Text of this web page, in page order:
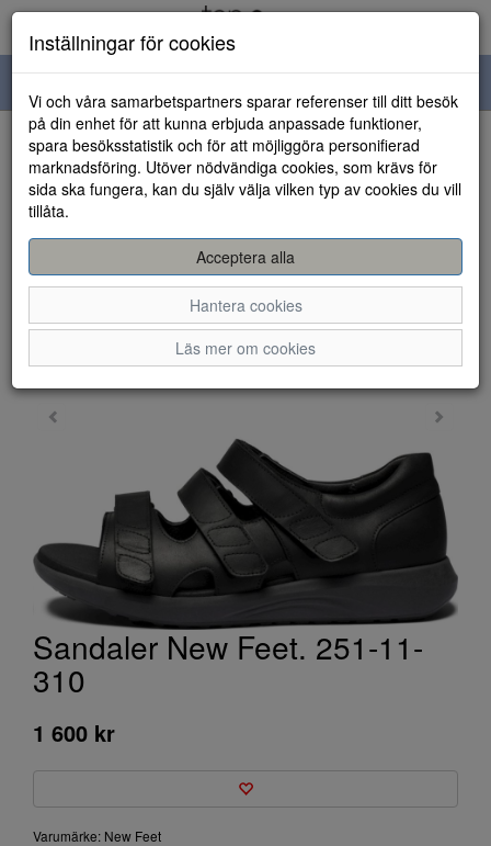
navigation
HEM
Sandaler New Feet. 251-11-
310
1 600 kr
Varumärke: New Feet
Inställningar för cookies
Vi och våra samarbetspartners sparar referenser till ditt besök
på din enhet för att kunna erbjuda anpassade funktioner,
spara besöksstatistik och för att möjliggöra personifierad
marknadsföring. Utöver nödvändiga cookies, som krävs för
sida ska fungera, kan du själv välja vilken typ av cookies du vill
tillåta.
Acceptera alla
Hantera cookies
Läs mer om cookies